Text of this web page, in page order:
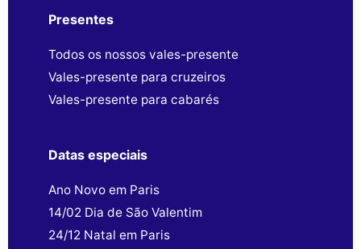
Presentes
Todos os nossos vales-presente
Vales-presente para cruzeiros
Vales-presente para cabarés
Datas especiais
Ano Novo em Paris
14/02 Dia de São Valentim
24/12 Natal em Paris